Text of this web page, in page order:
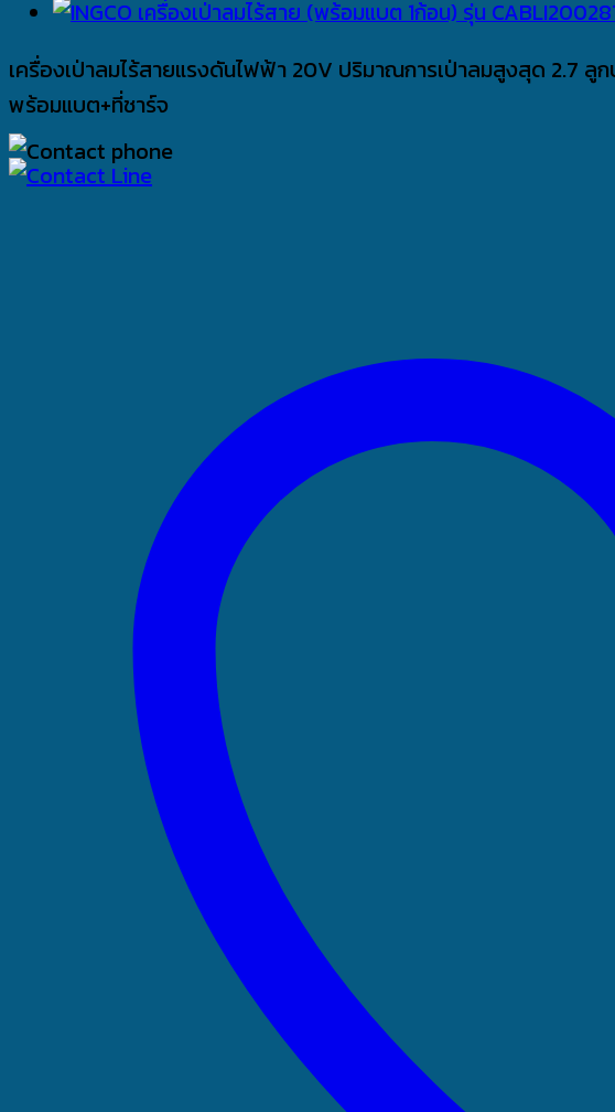
เครื่องเป่าลมไร้สายแรงดันไฟฟ้า 20V ปริมาณการเป่าลมสูงสุด 2.7
พร้อมแบต+ที่ชาร์จ